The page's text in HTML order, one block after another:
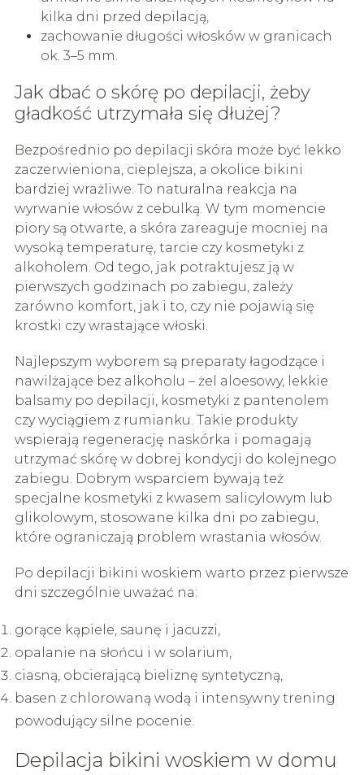
kilka dni przed depilacją,
zachowanie długości włosków w granicach
ok. 3–5 mm.
Jak dbać o skórę po depilacji, żeby
gładkość utrzymała się dłużej?
Bezpośrednio po depilacji skóra może być lekko
zaczerwieniona, cieplejsza, a okolice bikini
bardziej wrażliwe. To naturalna reakcja na
wyrwanie włosów z cebulką. W tym momencie
piory są otwarte, a skóra zareaguje mocniej na
wysoką temperaturę, tarcie czy kosmetyki z
alkoholem. Od tego, jak potraktujesz ją w
pierwszych godzinach po zabiegu, zależy
zarówno komfort, jak i to, czy nie pojawią się
krostki czy wrastające włoski.
Najlepszym wyborem są preparaty łagodzące i
nawilżające bez alkoholu – żel aloesowy, lekkie
balsamy po depilacji, kosmetyki z pantenolem
czy wyciągiem z rumianku. Takie produkty
wspierają regenerację naskórka i pomagają
utrzymać skórę w dobrej kondycji do kolejnego
zabiegu. Dobrym wsparciem bywają też
specjalne kosmetyki z kwasem salicylowym lub
glikolowym, stosowane kilka dni po zabiegu,
które ograniczają problem wrastania włosów.
Po depilacji bikini woskiem warto przez pierwsze
dni szczególnie uważać na:
gorące kąpiele, saunę i jacuzzi,
opalanie na słońcu i w solarium,
ciasną, obcierającą bieliznę syntetyczną,
basen z chlorowaną wodą i intensywny trening
powodujący silne pocenie.
Depilacja bikini woskiem w domu